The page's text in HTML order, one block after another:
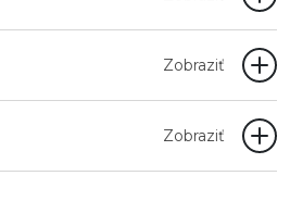
Zobraziť
Zobraziť